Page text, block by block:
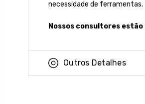
necessidade de ferramentas.
Nossos consultores
Outros Detalhes